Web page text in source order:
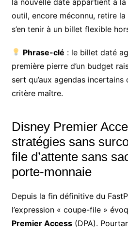
outil, encore méconnu, retire
s’en tenir à un billet flexible
Phrase-clé : le billet daté
première pierre d’un budget
sert qu’aux agendas incertains
critère maître.
Disney Premier
stratégies sans
file d’attente sans
porte-monnaie
Depuis la fin définitive du
l’expression « coupe-file »
Premier Access(DPA).